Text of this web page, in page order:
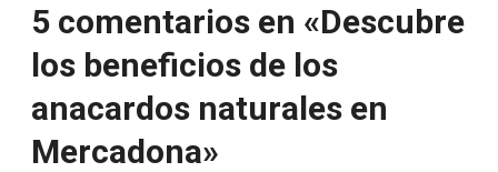
5 comentarios en «Descubre
los beneficios de los
anacardos naturales en
Mercadona»